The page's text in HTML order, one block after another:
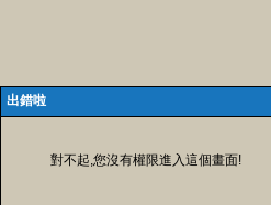
出錯啦
對不起,您沒有權限進入這個畫面!